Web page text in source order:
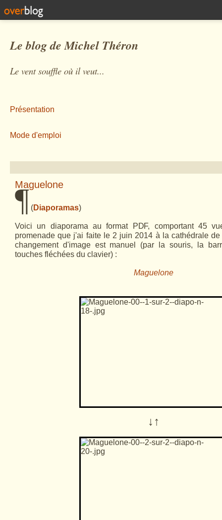
Le blog de Michel Théron
Le vent souffle où il veut...
Présentation
Mode d'emploi
Maguelone
¶ (Diaporamas)
Voici un diaporama au format PDF, comportant 45
promenade que j'ai faite le 2 juin 2014 à la cathédrale
changement d'image est manuel (par la souris, la
touches fléchées du clavier) :
Maguelone
↓↑